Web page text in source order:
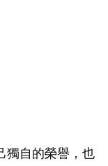
獨自的榮譽，也